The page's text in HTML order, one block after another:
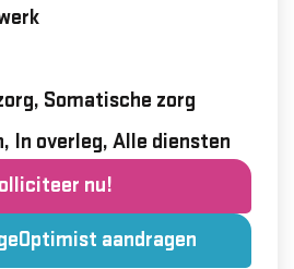
Somatische zorg
In overleg, Alle diensten
nu!
aandragen